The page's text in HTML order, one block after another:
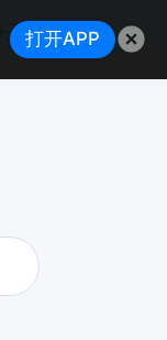
普通杂工（5800-6000+工作餐+年终奖）
打开APP